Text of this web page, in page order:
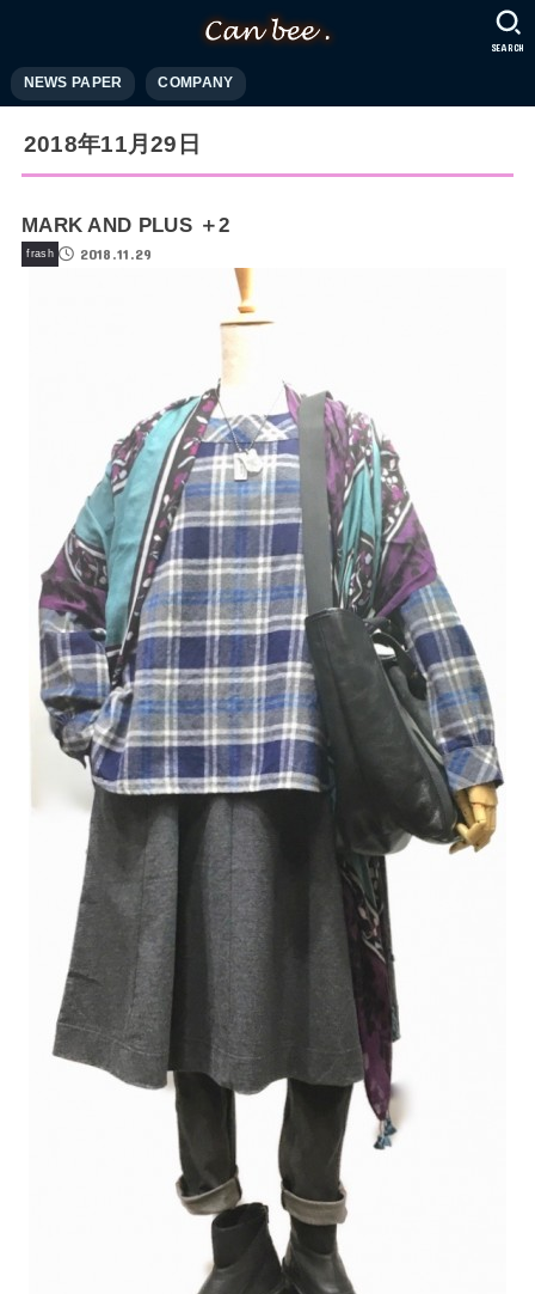
NEWS PAPER COMPANY
SEARCH
2018年11月29日
MARK AND PLUS ＋2
frash 2018.11.29